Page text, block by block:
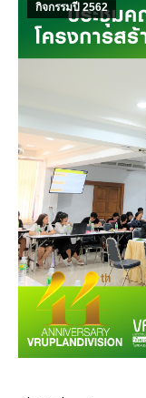
กิจกรรมปี 2562